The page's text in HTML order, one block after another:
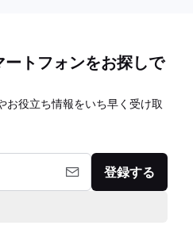
トフォンをお探しで
お役立ち情報をいち早く受け取
登録する